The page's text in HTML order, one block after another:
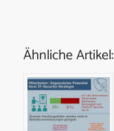
Ähnliche Artikel: